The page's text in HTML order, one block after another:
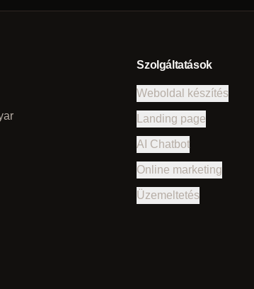
Szolgáltatások
Weboldal készítés
Landing page
AI Chatbot
Online marketing
Üzemeltetés